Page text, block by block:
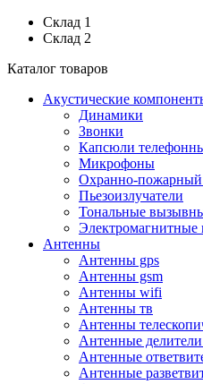
Склад 1
Склад 2
Каталог товаров
Акустические
Динамики
Звонки
Капсюли
Микрофоны
Охранно-пожарный
Пьезоизлучатели
Тональные
Электромагнитные
Антенны
Антенны gps
Антенны gsm
Антенны wifi
Антенны тв
Антенны
Антенные
Антенные
Антенные